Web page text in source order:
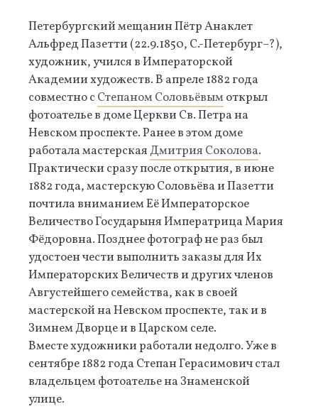
Петербургский мещанин Пётр Анаклет
Альфред Пазетти (22.9.1850, С.-Петербург–?),
художник, учился в Императорской
Академии художеств. В апреле 1882 года
совместно сСтепаном Соловьёвымоткрыл
фотоателье в доме Церкви Св. Петра на
Невском проспекте. Ранее в этом доме
работала мастерская Дмитрия Соколова.
Практически сразу после открытия, в июне
1882 года, мастерскую Соловьёва и Пазетти
почтила вниманием Её Императорское
Величество Государыня Императрица Мария
Фёдоровна. Позднее фотограф не раз был
удостоен чести выполнить заказы для Их
Императорских Величеств и других членов
Августейшего семейства, как в своей
мастерской на Невском проспекте, так и в
Зимнем Дворце и в Царском селе.
Вместе художники работали недолго. Уже в
сентябре 1882 года Степан Герасимович стал
владельцем фотоателье на Знаменской
улице.